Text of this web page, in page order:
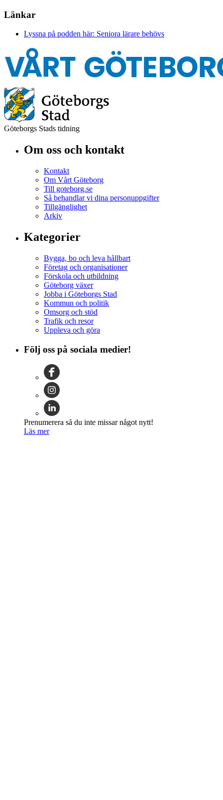
Länkar
Lyssna på podden här: Seniora lärare behövs
Göteborgs Stads tidning
Om oss och kontakt
Kontakt
Om Vårt Göteborg
Till goteborg.se
Så behandlar vi dina personuppgifter
Tillgänglighet
Arkiv
Kategorier
Bygga, bo och leva hållbart
Företag och organisationer
Förskola och utbildning
Göteborg växer
Jobba i Göteborgs Stad
Kommun och politik
Omsorg och stöd
Trafik och resor
Uppleva och göra
Följ oss på sociala medier!
Prenumerera så du inte missar något nytt!
Läs mer